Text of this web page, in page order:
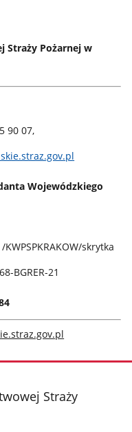
Straży Pożarnej w
90 07,
Wojewódzkiego
/KWPSPKRAKOW/skrytka
BGRER-21
Straży